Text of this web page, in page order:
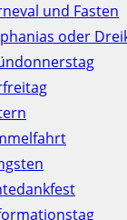
und Fasten
oder